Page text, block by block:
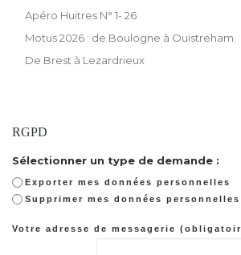
Apéro Huitres N° 1- 26
Motus 2026 : de Boulogne à Ouistreham.
De Brest à Lezardrieux
RGPD
Sélectionner un type de demande :
Exporter mes données personnelles
Supprimer mes données personnelles
Votre adresse de messagerie